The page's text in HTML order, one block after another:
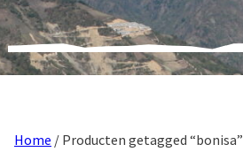
Home / Producten getagged “bonisa”